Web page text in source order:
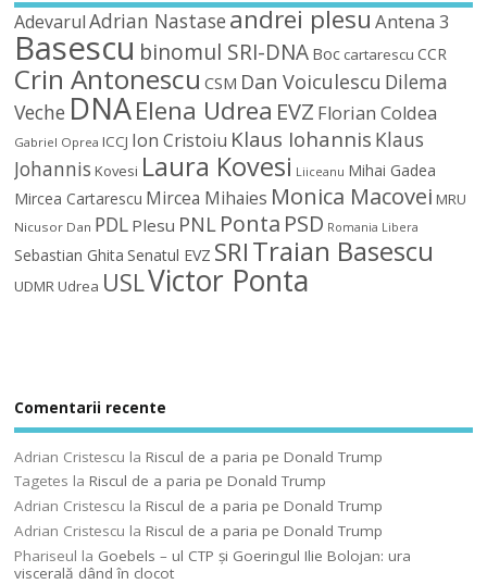
Adevarul Adrian Nastaseandrei plesuAntena 3
Basescu binomul SRI-DNA Boc cartarescu CCR
Crin Antonescu CSM Dan Voiculescu Dilema
Veche DNAElena Udrea EVZ Florian Coldea
Gabriel Oprea ICCJ Ion Cristoiu Klaus Iohannis Klaus
Johannis Kovesi Laura Kovesi Liiceanu Mihai Gadea
Mircea Cartarescu Mircea Mihaies Monica Macovei MRU
Nicusor Dan PDL Plesu PNL Ponta PSD Romania Libera
Sebastian Ghita Senatul EVZ SRITraian Basescu
UDMRUdrea USLVictor Ponta
Comentarii recente
Adrian Cristescu laRiscul de a paria pe Donald Trump
Tagetes laRiscul de a paria pe Donald Trump
Adrian Cristescu laRiscul de a paria pe Donald Trump
Adrian Cristescu laRiscul de a paria pe Donald Trump
Phariseul la Goebels – ul CTP şi Goeringul Ilie Bolojan: ura
viscerală dând în clocot